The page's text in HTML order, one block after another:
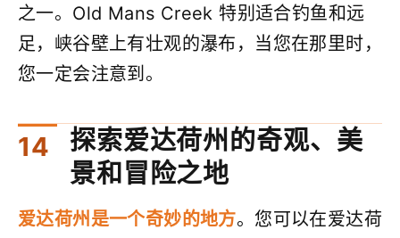
之一。Old Mans Creek 特别适合钓鱼和远
足，峡谷壁上有壮观的瀑布，当您在那里时，
您一定会注意到。
探索爱达荷州的奇观、美
景和冒险之地
爱达荷州是一个奇妙的地方。您可以在爱达荷